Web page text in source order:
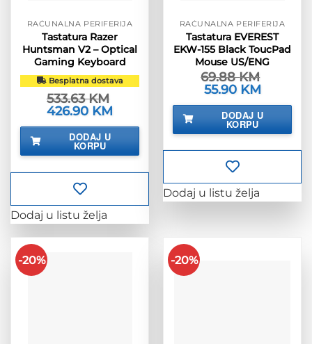
RAČUNALNA PERIFERIJA
Tastatura Razer
Huntsman V2 – Optical
Gaming Keyboard
Besplatna dostava
533.63KM
Izvorna
cijena
bila
533.63 KM.
426.90 KM
je:
DODAJ U
KORPU
Dodaj u listu želja
RAČUNALNA PERIFERIJA
Tastatura EVEREST
EKW-155 Black ToucPad
Mouse US/ENG
69.88KM
Izvorna
cijena
bila
69.88 KM.
55.90 KM
je:
55.90 KM.
DODAJ U
KORPU
Dodaj u listu želja
-20% -20%